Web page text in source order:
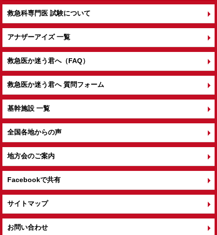
救急科専門医 試験について
アナザーアイズ 一覧
救急医か迷う君へ（FAQ）
救急医か迷う君へ 質問フォーム
基幹施設 一覧
全国各地からの声
地方会のご案内
Facebookで共有
サイトマップ
お問い合わせ